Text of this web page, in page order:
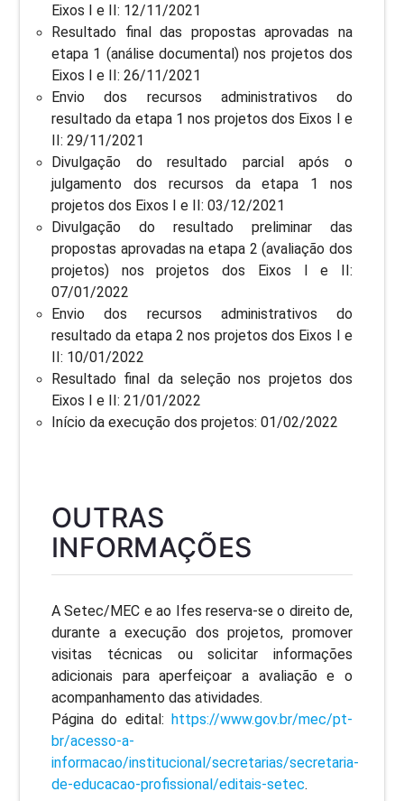
Eixos I e II: 12/11/2021
Resultado final das propostas aprovadas na
etapa 1 (análise documental) nos projetos dos
Eixos I e II: 26/11/2021
Envio dos recursos administrativos do
resultado da etapa 1 nos projetos dos Eixos I e
II: 29/11/2021
Divulgação do resultado parcial após o
julgamento dos recursos da etapa 1 nos
projetos dos Eixos I e II: 03/12/2021
Divulgação do resultado preliminar das
propostas aprovadas na etapa 2 (avaliação dos
projetos) nos projetos dos Eixos I e II:
07/01/2022
Envio dos recursos administrativos do
resultado da etapa 2 nos projetos dos Eixos I e
II: 10/01/2022
Resultado final da seleção nos projetos dos
Eixos I e II: 21/01/2022
Início da execução dos projetos: 01/02/2022
OUTRAS
INFORMAÇÕES
A Setec/MEC e ao Ifes reserva-se o direito de,
durante a execução dos projetos, promover
visitas técnicas ou solicitar informações
adicionais para aperfeiçoar a avaliação e o
acompanhamento das atividades.
Página do edital: https://www.gov.br/mec/pt-
br/acesso-a-
informacao/institucional/secretarias/secretaria-
de-educacao-profissional/editais-setec.